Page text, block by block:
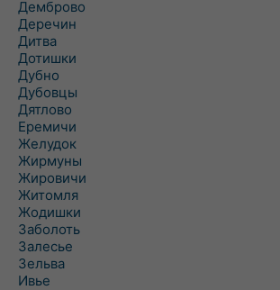
Демброво
Деречин
Дитва
Дотишки
Дубно
Дубовцы
Дятлово
Еремичи
Желудок
Жирмуны
Жировичи
Житомля
Жодишки
Заболоть
Залесье
Зельва
Ивье